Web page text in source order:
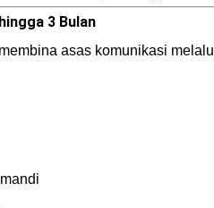
3 Bulan
asas komunikasi